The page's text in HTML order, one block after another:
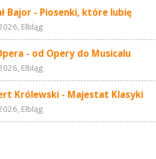
Bajor - Piosenki, które lubię
Elbląg
- od Opery do Musicalu
Elbląg
Królewski - Majestat Klasyki
Elbląg